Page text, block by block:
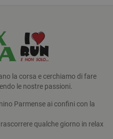
la corsa e cerchiamo di fare
le nostre passioni.
Parmense ai confini con la
qualche giorno in relax